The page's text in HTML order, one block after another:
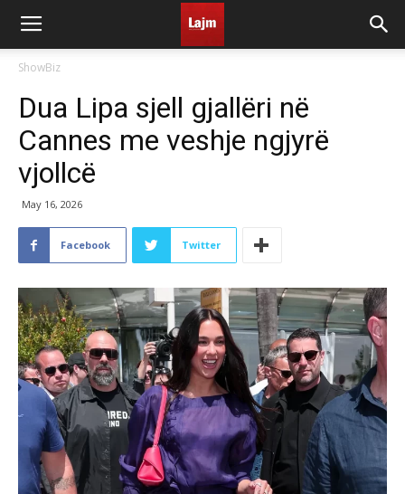
ShowBiz
Dua Lipa sjell gjallëri në
Cannes me veshje ngjyrë
vjollcë
May 16, 2026
Facebook Twitter